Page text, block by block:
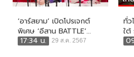
‘อาร์สยาม’ เปิดโปรเจกต์
พิเศษ ‘อีสาน BATTLE’...
17:34 น.
29 ส.ค. 2567
ทั่ว
ใต้